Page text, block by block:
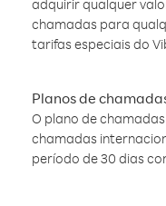
adquirir qualquer
chamadas para
tarifas especiais do
Planos de
O plano de
chamadas
período de 30 dias